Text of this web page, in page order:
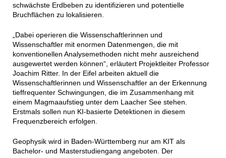
schwächste Erdbeben zu identifizieren und potentielle
Bruchflächen zu lokalisieren.
„Dabei operieren die Wissenschaftlerinnen und
Wissenschaftler mit enormen Datenmengen, die mit
konventionellen Analysemethoden nicht mehr ausreichend
ausgewertet werden können“, erläutert Projektleiter Professor
Joachim Ritter. In der Eifel arbeiten aktuell die
Wissenschaftlerinnen und Wissenschaftler an der Erkennung
tieffrequenter Schwingungen, die im Zusammenhang mit
einem Magmaaufstieg unter dem Laacher See stehen.
Erstmals sollen nun KI-basierte Detektionen in diesem
Frequenzbereich erfolgen.
Geophysik wird in Baden-Württemberg nur am KIT als
Bachelor- und Masterstudiengang angeboten. Der